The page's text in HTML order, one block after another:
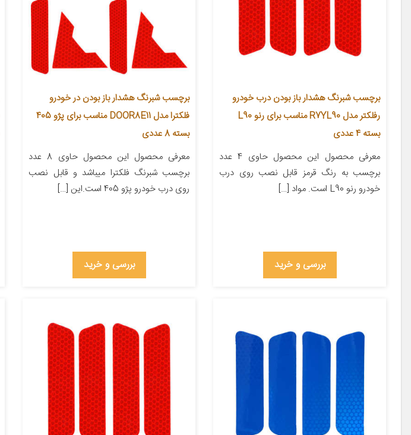
برچسب شبرنگ هشدار باز بودن درب خودرو
رفلکتر مدل R7YL90 مناسب برای رنو L90
بسته 4 عددی
معرفی محصول این محصول حاوی 4 عدد
برچسب به رنگ قرمز قابل نصب روی درب
خودرو رنو L90 است. مواد […]
بررسی و خرید
برچسب شبرنگ هشدار باز بودن در خودرو
فلکترا مدل DOOR8E11 مناسب برای پژو 405
بسته 8 عددی
معرفی محصول این محصول حاوی 8 عدد
برچسب شبرنگ فلکترا میباشد و قابل نصب
روی درب خودرو پژو 405 است.این […]
بررسی و خرید